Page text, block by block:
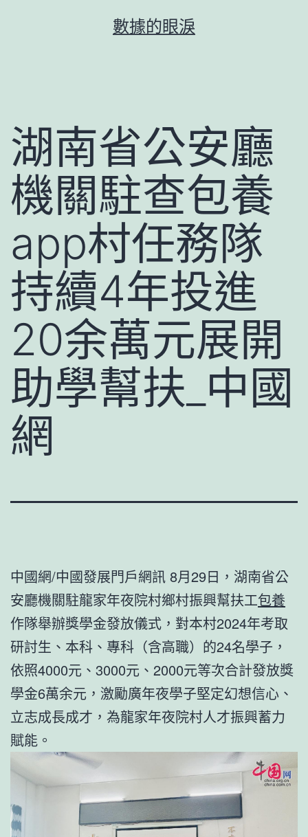
數據的眼淚
湖南省公安廳
機關駐查包養
app村任務隊
持續4年投進
20余萬元展開
助學幫扶_中國
網
中國網/中國發展門戶網訊 8月29日，湖南省公
安廳機關駐龍家年夜院村鄉村振興幫扶工包養
作隊舉辦獎學金發放儀式，對本村2024年考取
研討生、本科、專科（含高職）的24名學子，
依照4000元、3000元、2000元等次合計發放獎
學金6萬余元，激勵廣年夜學子堅定幻想信心、
立志成長成才，為龍家年夜院村人才振興蓄力
賦能。